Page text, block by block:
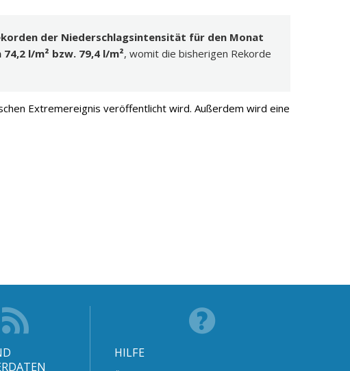
der Niederschlagsintensität für den Monat
l/m² bzw. 79,4 l/m², womit die bisherigen Rekorde
Extremereignis veröffentlicht wird. Außerdem wird eine
HILFE